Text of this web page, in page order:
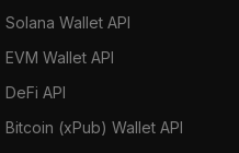
Solana Wallet API
EVM Wallet API
DeFi API
Bitcoin (xPub) Wallet API